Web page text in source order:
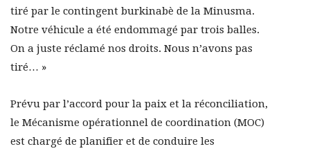
tiré par le contingent burkinabè de la Minusma.
Notre véhicule a été endommagé par trois balles.
On a juste réclamé nos droits. Nous n’avons pas
tiré… »
Prévu par l’accord pour la paix et la réconciliation,
le Mécanisme opérationnel de coordination (MOC)
est chargé de planifier et de conduire les